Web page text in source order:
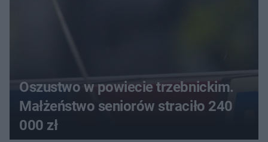
Oszustwo w powiecie trzebnickim.
Małżeństwo seniorów straciło 240
000 zł